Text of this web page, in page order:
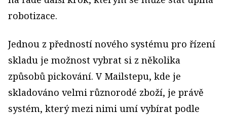
robotizace.
Jednou z předností nového systému pro řízení
skladu je možnost vybrat si z několika
způsobů pickování. V Mailstepu, kde je
skladováno velmi různorodé zboží, je právě
systém, který mezi nimi umí vybírat podle